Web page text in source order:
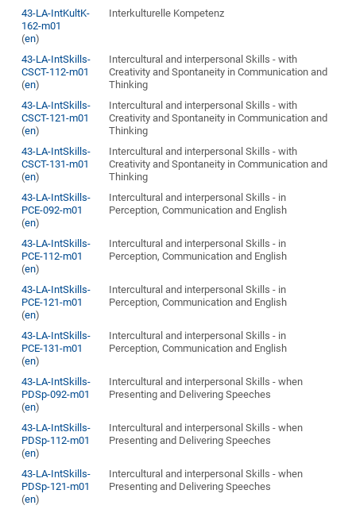
43-LA-IntKultK-
162-m01
(en)
Interkulturelle Kompetenz
43-LA-IntSkills-
CSCT-112-m01
(en)
Intercultural and interpersonal Skills - with
Creativity and Spontaneity in Communication and
Thinking
43-LA-IntSkills-
CSCT-121-m01
(en)
Intercultural and interpersonal Skills - with
Creativity and Spontaneity in Communication and
Thinking
43-LA-IntSkills-
CSCT-131-m01
(en)
Intercultural and interpersonal Skills - with
Creativity and Spontaneity in Communication and
Thinking
43-LA-IntSkills-
PCE-092-m01
(en)
Intercultural and interpersonal Skills - in
Perception, Communication and English
43-LA-IntSkills-
PCE-112-m01
(en)
Intercultural and interpersonal Skills - in
Perception, Communication and English
43-LA-IntSkills-
PCE-121-m01
(en)
Intercultural and interpersonal Skills - in
Perception, Communication and English
43-LA-IntSkills-
PCE-131-m01
(en)
Intercultural and interpersonal Skills - in
Perception, Communication and English
43-LA-IntSkills-
PDSp-092-m01
(en)
Intercultural and interpersonal Skills - when
Presenting and Delivering Speeches
43-LA-IntSkills-
PDSp-112-m01
(en)
Intercultural and interpersonal Skills - when
Presenting and Delivering Speeches
43-LA-IntSkills-
PDSp-121-m01
(en)
Intercultural and interpersonal Skills - when
Presenting and Delivering Speeches